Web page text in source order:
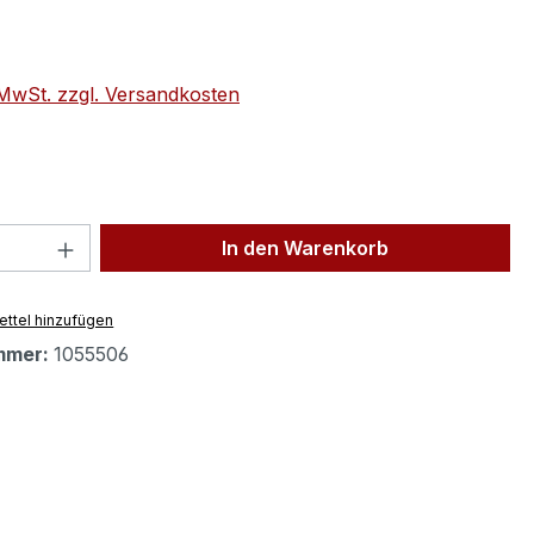
zzgl. Versandkosten
Anzahl: Gib den gewünschten Wert
In den Warenkorb
hinzufügen
1055506